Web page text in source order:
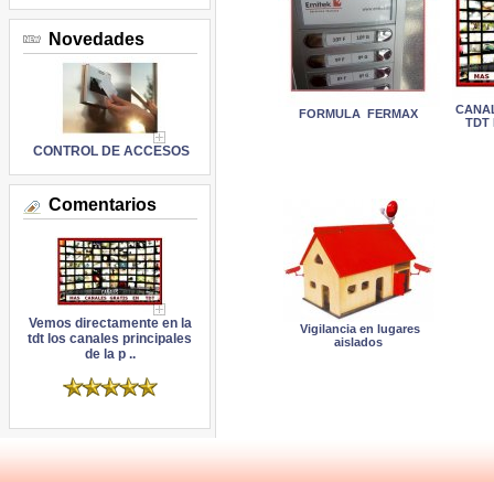
Novedades
CONTROL DE ACCESOS
Comentarios
Vemos directamente en la
tdt los canales principales
de la p ..
FORMULA FERMAX
TDT
Vigilancia en lugares
aislados